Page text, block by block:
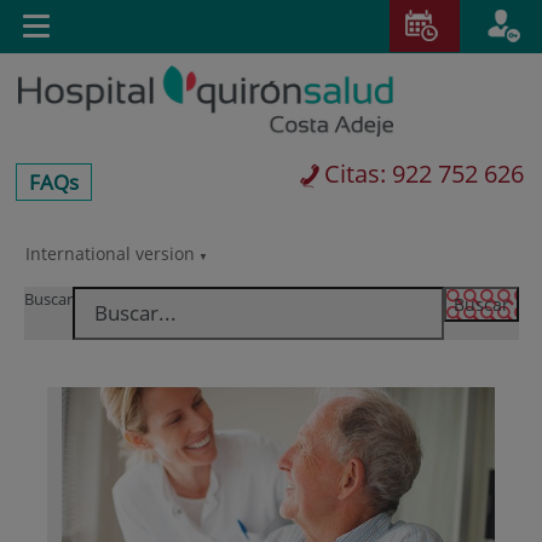
Saltar al contenido
Saltar
contenido
Selector
idioma
activo
es
International version
centros-
faq
FAQs Citas: 922 752 626
Buscar
Toggle
navigation